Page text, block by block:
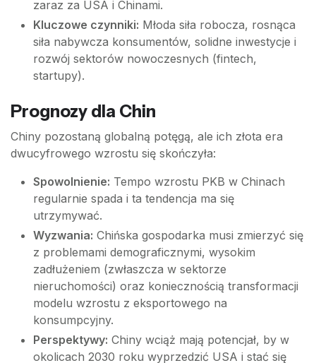
zaraz za USA i Chinami.
Kluczowe czynniki: Młoda siła robocza, rosnąca
siła nabywcza konsumentów, solidne inwestycje i
rozwój sektorów nowoczesnych (fintech,
startupy).
Prognozy dla Chin
Chiny pozostaną globalną potęgą, ale ich złota era
dwucyfrowego wzrostu się skończyła:
Spowolnienie: Tempo wzrostu PKB w Chinach
regularnie spada i ta tendencja ma się
utrzymywać.
Wyzwania: Chińska gospodarka musi zmierzyć się
z problemami demograficznymi, wysokim
zadłużeniem (zwłaszcza w sektorze
nieruchomości) oraz koniecznością transformacji
modelu wzrostu z eksportowego na
konsumpcyjny.
Perspektywy: Chiny wciąż mają potencjał, by w
okolicach 2030 roku wyprzedzić USA i stać się